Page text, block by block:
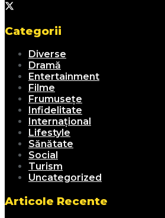
Categorii
Diverse
Dramă
Entertainment
Filme
Frumusețe
Infidelitate
Internațional
Lifestyle
Sănătate
Social
Turism
Uncategorized
Articole Recente